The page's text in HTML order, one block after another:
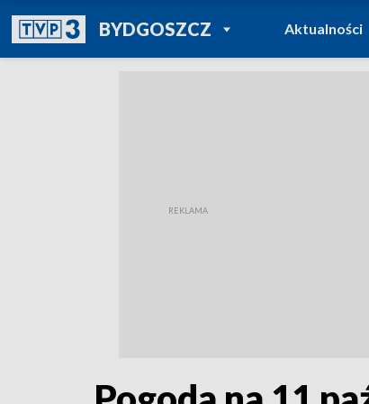
BYDGOSZCZPOWRÓT DO
TVP REGIONY
Aktualności